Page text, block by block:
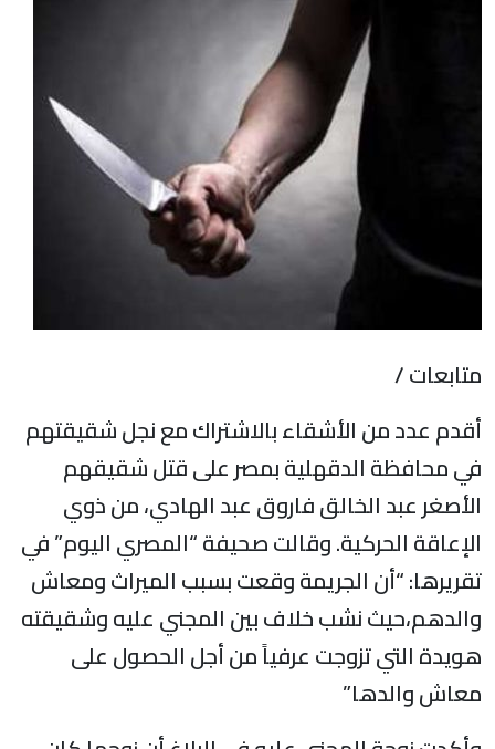
متابعات /
أقدم عدد من الأشقاء بالاشتراك مع نجل شقيقتهم
في محافظة الدقهلية بمصر على قتل شقيقهم
الأصغر عبد الخالق فاروق عبد الهادي، من ذوي
الإعاقة الحركية. وقالت صحيفة “المصري اليوم” في
تقريرها: “أن الجريمة وقعت بسبب الميراث ومعاش
والدهم،حيث نشب خلاف بين المجني عليه وشقيقته
هويدة التي تزوجت عرفياً من أجل الحصول على
معاش والدها”